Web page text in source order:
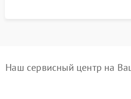
Наш сервисный центр на